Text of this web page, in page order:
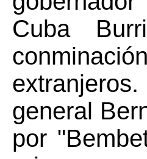
Cuba
general
por